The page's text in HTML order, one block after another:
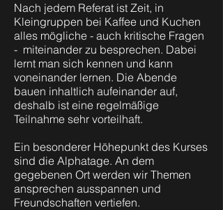
Nach jedem Referat ist Zeit, in
Kleingruppen bei Kaffee und Kuchen
alles mögliche - auch kritische Fragen
- miteinander zu besprechen. Dabei
lernt man sich kennen und kann
voneinander lernen. Die Abende
bauen inhaltlich aufeinander auf,
deshalb ist eine regelmäßige
Teilnahme sehr vorteilhaft.
Ein besonderer Höhepunkt des Kurses
sind die Alphatage. An dem
gegebenen Ort werden wir Themen
ansprechen ausspannen und
Freundschaften vertiefen.